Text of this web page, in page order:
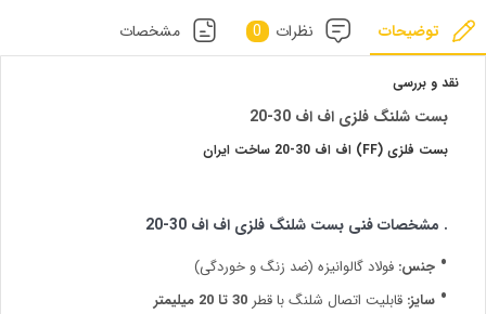
توضیحات نظرات 0 مشخصات
نقد و بررسی
بست شلنگ فلزی اف اف 30-20
بست فلزی (FF) اف اف 30-20 ساخت ایران
. مشخصات فنی بست شلنگ فلزی اف اف 30-20
جنس: فولاد گالوانیزه (ضد زنگ و خوردگی)
سایز: قابلیت اتصال شلنگ با قطر30 تا 20 میلیمتر